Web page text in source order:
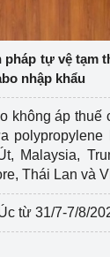
pháp tự vệ tạm
nhập khẩu
không áp thuế
polypropylene
Malaysia,
Thái Lan và
từ 31/7-7/8/